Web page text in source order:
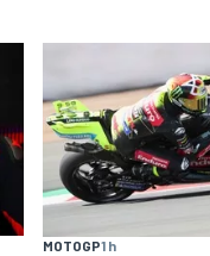
MOTOGP1 h